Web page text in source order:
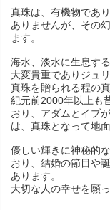
真珠は、有機物であ
ありませんが、その
ます。
海水、淡水に生息す
大変貴重でありジュ
真珠を贈られる程の
紀元前2000年以上も
おり、アダムとイブ
は、真珠となって地
優しい輝きに神秘的
おり、結婚の節目や
あります。
大切な人の幸せを願